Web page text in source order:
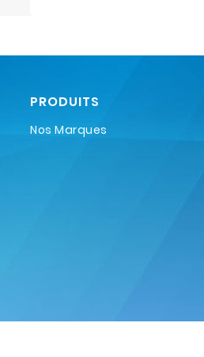
PRODUITS
Nos Marques